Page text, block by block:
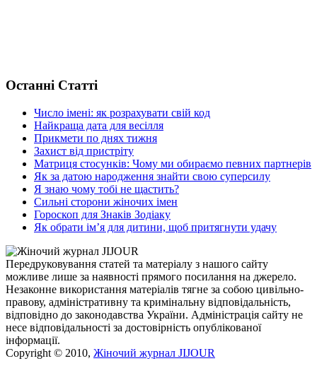
Останні Статті
Число імені: як розрахувати свій код
Найкраща дата для весілля
Прикмети по днях тижня
Захист від пристріту
Матриця стосунків: Чому ми обираємо певних партнерів
Як за датою народження знайти свою суперсилу
Я знаю чому тобі не щастить?
Сильні сторони жіночих імен
Гороскоп для Знаків Зодіаку
Як обрати ім’я для дитини, щоб притягнути удачу
Передруковування статей та матеріалу з нашого сайту
можливе лише за наявності прямого посилання на джерело.
Незаконне використання матеріалів тягне за собою цивільно-
правову, адміністративну та кримінальну відповідальність,
відповідно до законодавства України. Адміністрація сайту не
несе відповідальності за достовірність опублікованої
інформації.
Copyright © 2010, Жіночий журнал JIJOUR